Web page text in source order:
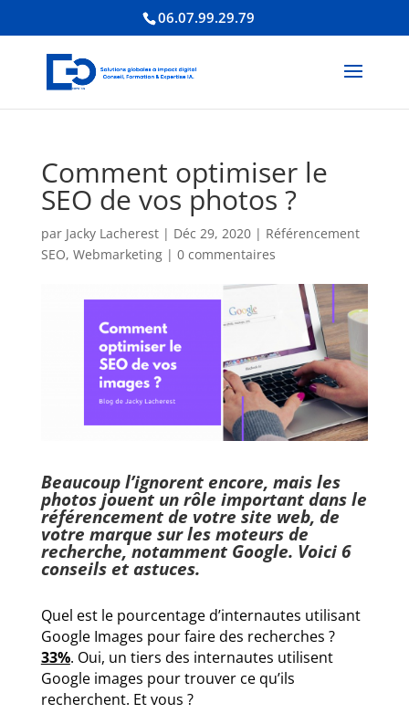
06.07.99.29.79
Comment optimiser le
SEO de vos photos ?
par Jacky Lacherest| Déc 29, 2020| Référencement
SEO, Webmarketing| 0 commentaires
Beaucoup l’ignorent encore, mais les
photos jouent un rôle important dans le
référencement de votre site web, de
votre marque sur les moteurs de
recherche, notamment Google. Voici 6
conseils et astuces.
Quel est le pourcentage d’internautes utilisant
Google Images pour faire des recherches ?
33%. Oui, un tiers des internautes utilisent
Google images pour trouver ce qu’ils
recherchent. Et vous ?